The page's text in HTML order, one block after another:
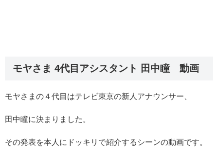
モヤさま 4代目アシスタント 田中瞳 動画
モヤさまの４代目はテレビ東京の新人アナウンサー、
田中瞳に決まりました。
その発表を本人にドッキリで紹介するシーンの動画です。